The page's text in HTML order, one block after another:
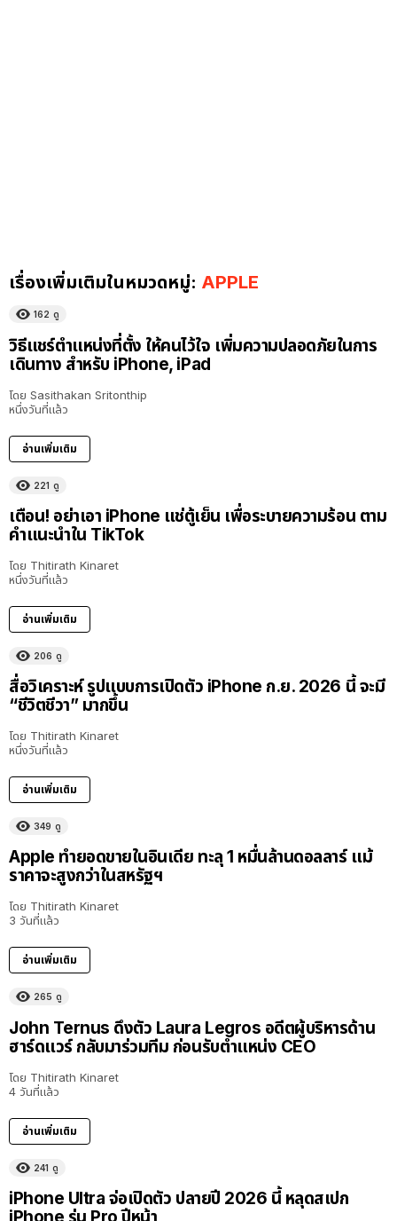
เรื่องเพิ่มเติมในหมวดหมู่: APPLE
162 ดู
วิธีแชร์ตำแหน่งที่ตั้ง ให้คนไว้ใจ เพิ่มความปลอดภัยในการ
เดินทาง สำหรับ iPhone, iPad
โดย Sasithakan Sritonthip
หนึ่งวันที่แล้ว
อ่านเพิ่มเติม
221 ดู
เตือน! อย่าเอา iPhone แช่ตู้เย็น เพื่อระบายความร้อน ตาม
คำแนะนำใน TikTok
โดย Thitirath Kinaret
หนึ่งวันที่แล้ว
อ่านเพิ่มเติม
206 ดู
สื่อวิเคราะห์ รูปแบบการเปิดตัว iPhone ก.ย. 2026 นี้ จะมี
“ชีวิตชีวา” มากขึ้น
โดย Thitirath Kinaret
หนึ่งวันที่แล้ว
อ่านเพิ่มเติม
349 ดู
Apple ทำยอดขายในอินเดีย ทะลุ 1 หมื่นล้านดอลลาร์ แม้
ราคาจะสูงกว่าในสหรัฐฯ
โดย Thitirath Kinaret
3 วันที่แล้ว
อ่านเพิ่มเติม
265 ดู
John Ternus ดึงตัว Laura Legros อดีตผู้บริหารด้าน
ฮาร์ดแวร์ กลับมาร่วมทีม ก่อนรับตำแหน่ง CEO
โดย Thitirath Kinaret
4 วันที่แล้ว
อ่านเพิ่มเติม
241 ดู
iPhone Ultra จ่อเปิดตัว ปลายปี 2026 นี้ หลุดสเปก